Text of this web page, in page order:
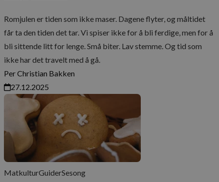
Romjulen er tiden som ikke maser. Dagene flyter, og måltidet
får ta den tiden det tar. Vi spiser ikke for å bli ferdige, men for å
bli sittende litt for lenge. Små biter. Lav stemme. Og tid som
ikke har det travelt med å gå.
Per Christian Bakken
27.12.2025
MatkulturGuiderSesong